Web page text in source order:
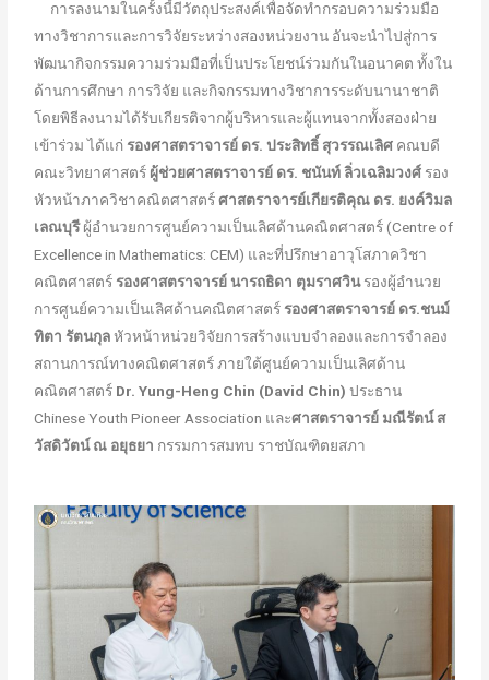
การลงนามในครั้งนี้มีวัตถุประสงค์เพื่อจัดทำกรอบความร่วมมือ
ทางวิชาการและการวิจัยระหว่างสองหน่วยงาน อันจะนำไปสู่การ
พัฒนากิจกรรมความร่วมมือที่เป็นประโยชน์ร่วมกันในอนาคต ทั้งใน
ด้านการศึกษา การวิจัย และกิจกรรมทางวิชาการระดับนานาชาติ
โดยพิธีลงนามได้รับเกียรติจากผู้บริหารและผู้แทนจากทั้งสองฝ่าย
เข้าร่วม ได้แก่ รองศาสตราจารย์ ดร. ประสิทธิ์ สุวรรณเลิศ คณบดี
คณะวิทยาศาสตร์ ผู้ช่วยศาสตราจารย์ ดร. ชนันท์ ลิ่วเฉลิมวงศ์ รอง
หัวหน้าภาควิชาคณิตศาสตร์ศาสตราจารย์เกียรติคุณ ดร. ยงค์วิมล
เลณบุรีผู้อำนวยการศูนย์ความเป็นเลิศด้านคณิตศาสตร์ (Centre of
Excellence in Mathematics: CEM) และที่ปรึกษาอาวุโสภาควิชา
คณิตศาสตร์ รองศาสตราจารย์ นารถธิดา ตุมราศวินรองผู้อำนวย
การศูนย์ความเป็นเลิศด้านคณิตศาสตร์ รองศาสตราจารย์ ดร.ชนม์
ทิตา รัตนกุลหัวหน้าหน่วยวิจัยการสร้างแบบจำลองและการจำลอง
สถานการณ์ทางคณิตศาสตร์ ภายใต้ศูนย์ความเป็นเลิศด้าน
คณิตศาสตร์ Dr. Yung-Heng Chin (David Chin) ประธาน
Chinese Youth Pioneer Association และศาสตราจารย์ มณีรัตน์ ส
วัสดิวัตน์ ณ อยุธยา กรรมการสมทบ ราชบัณฑิตยสภา